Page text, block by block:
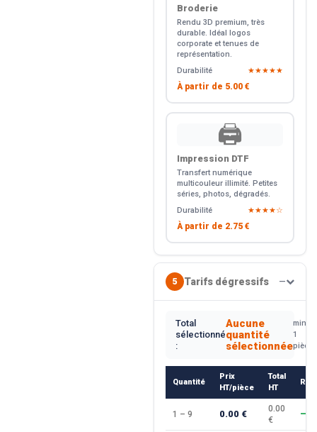
Broderie
Rendu 3D premium, très
durable. Idéal logos
corporate et tenues de
représentation.
Durabilité
★★★★★
À partir de 5.00 €
🖨️
Impression DTF
Transfert numérique
multicouleur illimité. Petites
séries, photos, dégradés.
Durabilité
★★★★☆
À partir de 2.75 €
5 Tarifs dégressifs —
Total
sélectionné
:
Aucune
quantité
sélectionnée
min.
1
pièce
Quantité
Prix
HT/pièce
Total
HT
1 – 9 0.00 €
0.00
€
—